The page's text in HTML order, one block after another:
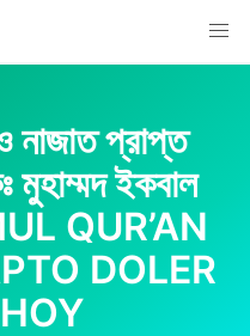
প্রাপ্ত
মুহাম্মদ ইকবাল
QUR’AN
DOLER